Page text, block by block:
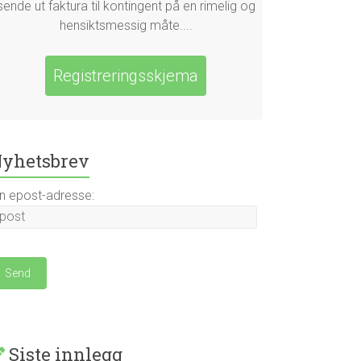
ut faktura til kontingent på en rimelig og
hensiktsmessig måte....
Registreringsskjema
epost-adresse:
Siste innlegg